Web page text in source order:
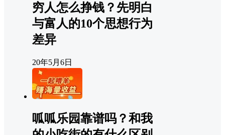
穷人怎么挣钱？先明白
与富人的10个思想行为
差异
20年5月6日
呱呱乐园靠谱吗？和我